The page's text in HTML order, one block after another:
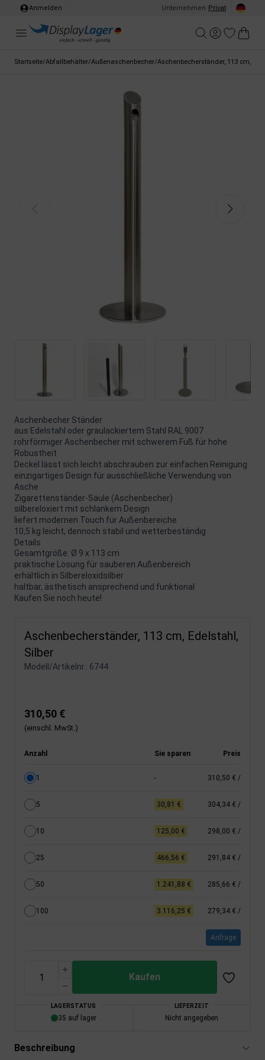
Anmelden Unternehmen Privat
Startseite/Abfallbehälter/Außenaschenbecher/Aschenbecherständer, 113 cm,
Aschenbecher Ständer
aus Edelstahl oder graulackiertem Stahl RAL 9007
rohrförmiger Aschenbecher mit schwerem Fuß für hohe
Robustheit
Deckel lässt sich leicht abschrauben zur einfachen Reinigung
einzigartiges Design für ausschließliche Verwendung von
Asche
Zigarettenständer-Säule (Aschenbecher)
silbereloxiert mit schlankem Design
liefert modernen Touch für Außenbereiche
10,5 kg leicht, dennoch stabil und wetterbeständig
Details
Gesamtgröße: Ø 9 x 113 cm
praktische Lösung für sauberen Außenbereich
erhältlich in Silbereloxidsilber
haltbar, ästhetisch ansprechend und funktional
Kaufen Sie noch heute!
Aschenbecherständer, 113 cm, Edelstahl,
Silber
Modell/Artikelnr.: 6744
310,50 €
(einschl. MwSt.)
Anzahl Sie sparen Preis
1 - 310,50 € /
5 30,81 € 304,34 € /
10 125,00 € 298,00 € /
25 466,56 € 291,84 € /
50 1.241,88 € 285,66 € /
100 3.116,25 € 279,34 € /
Anfrage
Kaufen
LAGERSTATUS
35 auf lager
LIEFERZEIT
Nicht angegeben
Beschreibung